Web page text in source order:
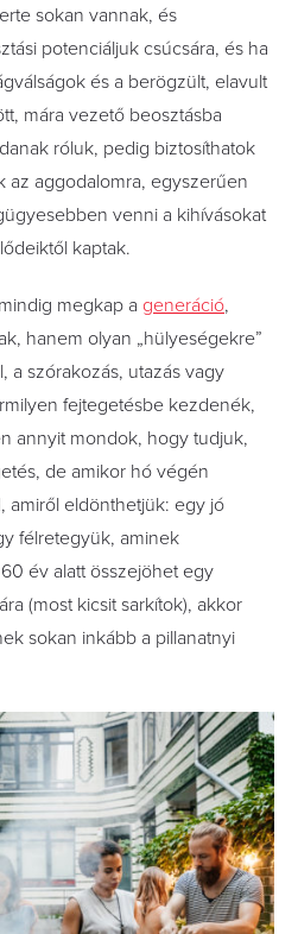
sokan vannak, és
potenciáljuk csúcsára, és ha
és a berögzült, elavult
mára vezető beosztásba
róluk, pedig biztosíthatok
az aggodalomra, egyszerűen
venni a kihívásokat
kaptak.
megkap a generáció,
hanem olyan „hülyeségekre”
a szórakozás, utazás vagy
fejtegetésbe kezdenék,
annyit mondok, hogy tudjuk,
de amikor hó végén
amiről eldönthetjük: egy jó
félretegyük, aminek
év alatt összejöhet egy
(most kicsit sarkítok), akkor
sokan inkább a pillanatnyi